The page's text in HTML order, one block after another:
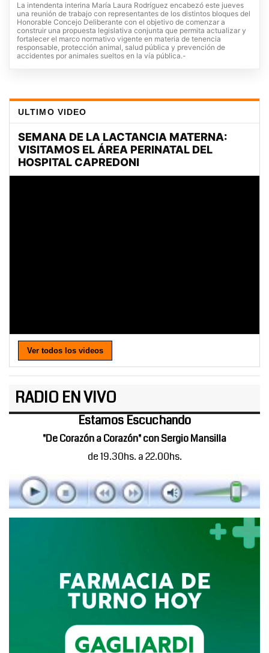
La intendenta interina María Laura Rodríguez encabezó este jueves
una reunión de trabajo con representantes de los distintos bloques del
Honorable Concejo Deliberante con el objetivo de comenzar a
construir una propuesta legislativa conjunta que permita actualizar y
fortalecer el marco normativo vigente en materia de tenencia
responsable, protección animal, salud pública y prevención de
accidentes por animales sueltos en la vía pública.-
ULTIMO VIDEO
Ver todos los videos
RADIO EN VIVO
Estamos Escuchando
"De Corazón a Corazón" con Sergio Mansilla
de 19.30hs. a 22.00hs.